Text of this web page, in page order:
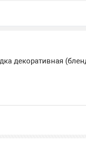
декоративная